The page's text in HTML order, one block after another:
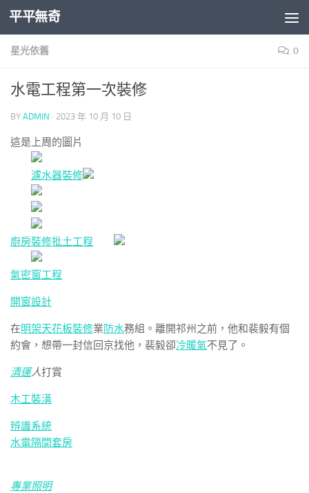
Skip to content
平平無奇
星光依舊 0
水電工程第一次裝修
BY ADMIN · 2023 年 10 月 10 日
這是上周的圖片
濾水器裝修
廚房裝修批土工程
氣密窗工程
開窗設計
在明架天花板裝修業防水務組。離開祁州之前，他和裴毅有個
約會，想帶一封信回京找他，裴毅卻冷暖氣不見了。
清運人打賞
木工裝潢
辨識系統
水電隔間套房
專業照明